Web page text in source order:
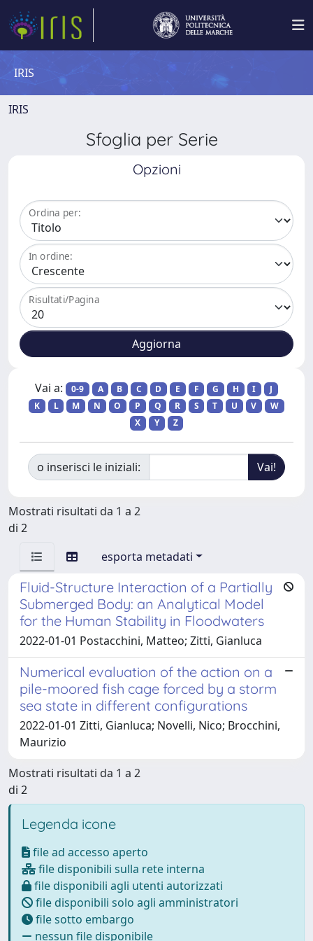
IRIS
IRIS
Sfoglia per Serie
Opzioni
Ordina per:
In ordine:
Risultati/Pagina
Vai a: 0-9 A B C D E F G H I
J
K
L M N O P Q R S T U V
W
X
Y Z
o inserisci le iniziali:
Mostrati risultati da 1 a 2
di 2
esporta metadati
Fluid-Structure Interaction of a Partially
Submerged Body: an Analytical Model
for the Human Stability in Floodwaters
2022-01-01 Postacchini, Matteo; Zitti, Gianluca
Numerical evaluation of the action on a
pile-moored fish cage forced by a storm
sea state in different configurations
2022-01-01 Zitti, Gianluca; Novelli, Nico; Brocchini,
Maurizio
Mostrati risultati da 1 a 2
di 2
Legenda icone
file ad accesso aperto
file disponibili sulla rete interna
file disponibili agli utenti autorizzati
file disponibili solo agli amministratori
file sotto embargo
nessun file disponibile